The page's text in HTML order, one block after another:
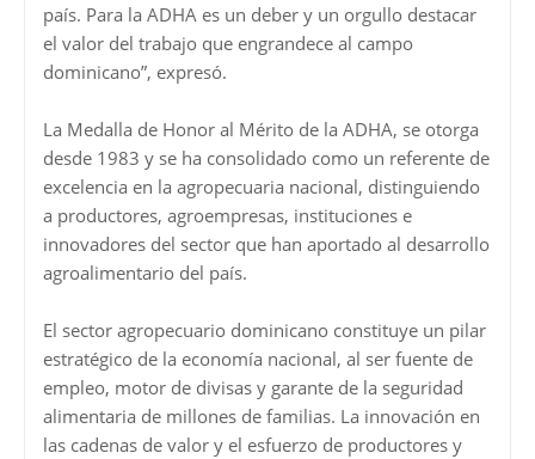
país. Para la ADHA es un deber y un orgullo destacar
el valor del trabajo que engrandece al campo
dominicano”, expresó.
La Medalla de Honor al Mérito de la ADHA, se otorga
desde 1983 y se ha consolidado como un referente de
excelencia en la agropecuaria nacional, distinguiendo
a productores, agroempresas, instituciones e
innovadores del sector que han aportado al desarrollo
agroalimentario del país.
El sector agropecuario dominicano constituye un pilar
estratégico de la economía nacional, al ser fuente de
empleo, motor de divisas y garante de la seguridad
alimentaria de millones de familias. La innovación en
las cadenas de valor y el esfuerzo de productores y